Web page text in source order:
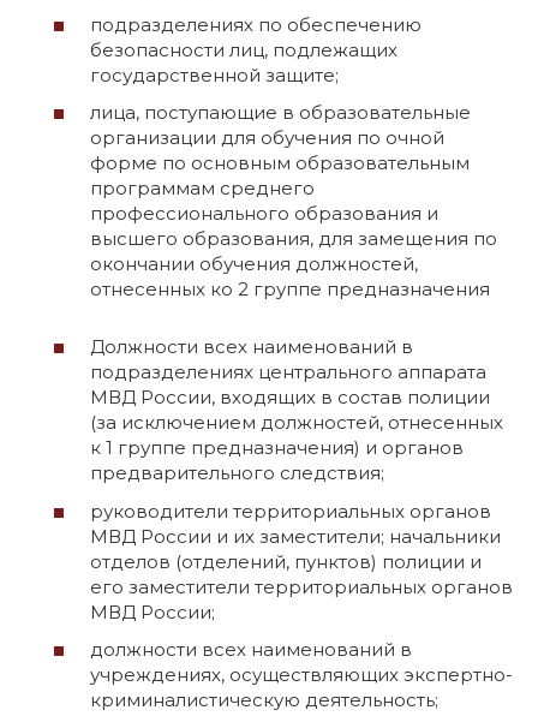
подразделениях по обеспечению
безопасности лиц, подлежащих
государственной защите;
лица, поступающие в образовательные
организации для обучения по очной
форме по основным образовательным
программам среднего
профессионального образования и
высшего образования, для замещения по
окончании обучения должностей,
отнесенных ко 2 группе предназначения
Должности всех наименований в
подразделениях центрального аппарата
МВД России, входящих в состав полиции
(за исключением должностей, отнесенных
к 1 группе предназначения) и органов
предварительного следствия;
руководители территориальных органов
МВД России и их заместители; начальники
отделов (отделений, пунктов) полиции и
его заместители территориальных органов
МВД России;
должности всех наименований в
учреждениях, осуществляющих экспертно-
криминалистическую деятельность;